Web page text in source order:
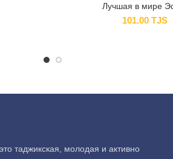
Лучшая в мире
101.00TJS
таджикская, молодая и активно